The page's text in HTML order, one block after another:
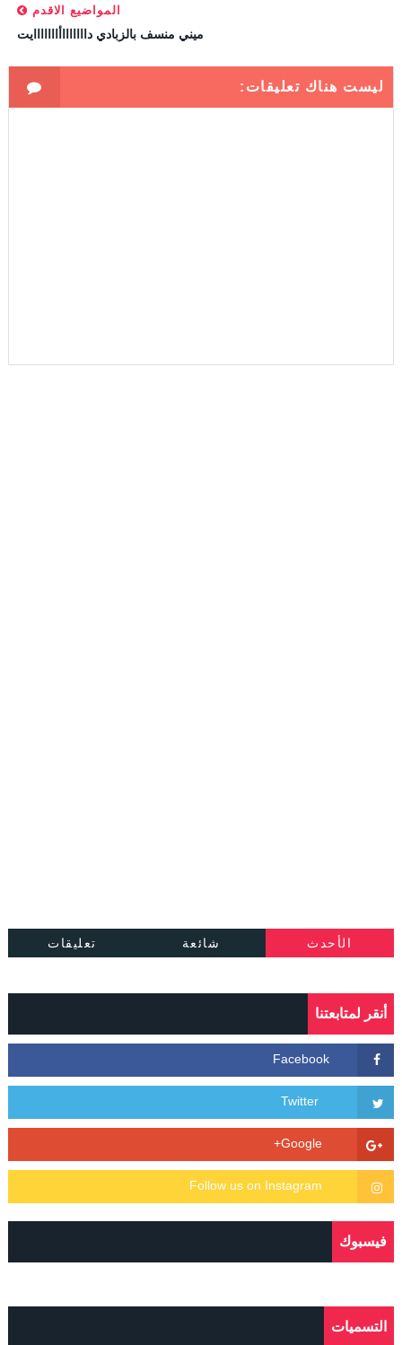
المواضيع الاقدم
ميني منسف بالزبادي داااااااأااااااايت
ليست هناك تعليقات:
الأحدث شائعة تعليقات
أنقر لمتابعتنا
فيسبوك
التسميات